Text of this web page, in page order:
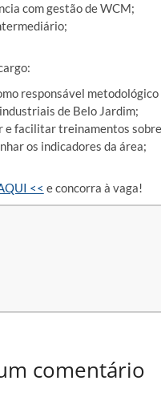
com gestão de WCM;
responsável metodológico
de Belo Jardim;
e facilitar treinamentos
os indicadores da área;
<< e concorra à vaga!
comentário